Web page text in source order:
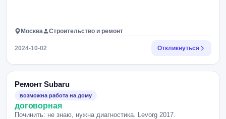
Москва Строительство и ремонт
2024-10-02 Откликнуться
Ремонт Subaru
возможна работа на дому
договорная
Починить: не знаю, нужна диагностика. Levorg 2017.